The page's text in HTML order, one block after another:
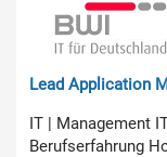
Lead Application
IT | Management
Berufserfahrung